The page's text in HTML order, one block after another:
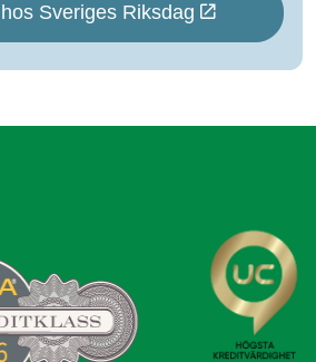
Sveriges Riksdag